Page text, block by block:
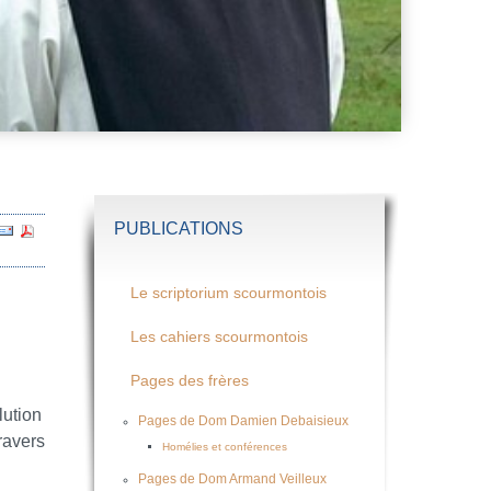
PUBLICATIONS
Le scriptorium scourmontois
Les cahiers scourmontois
Pages des frères
Pages de Dom Damien Debaisieux
Homélies et conférences
Pages de Dom Armand Veilleux